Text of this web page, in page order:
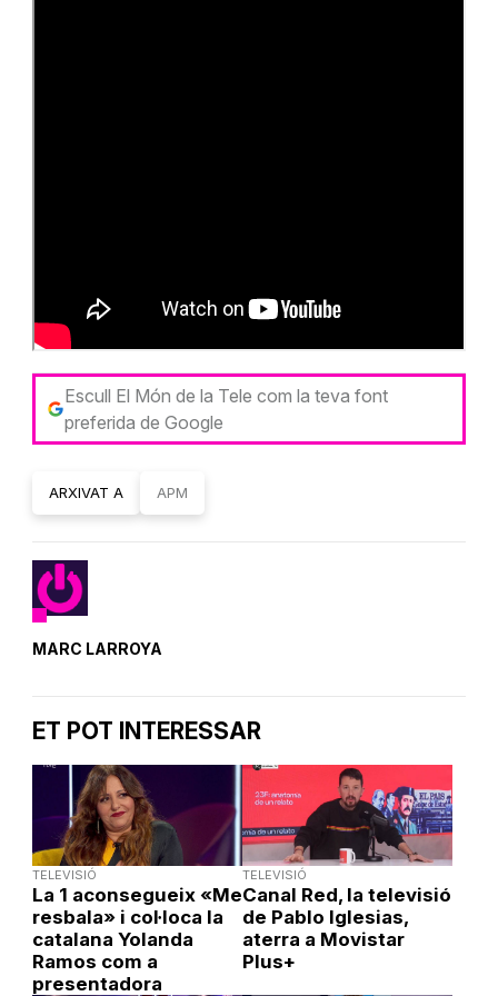
Escull El Món de la Tele com la teva font
preferida de Google
ARXIVAT A APM
MARC LARROYA
ET POT INTERESSAR
TELEVISIÓ
La 1 aconsegueix «Me
resbala» i col·loca la
catalana Yolanda
Ramos com a
presentadora
TELEVISIÓ
Canal Red, la televisió
de Pablo Iglesias,
aterra a Movistar
Plus+